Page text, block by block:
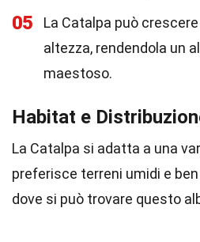
05
La Catalpa può
altezza, rendendola un
maestoso.
Habitat e
La Catalpa si adatta a una
preferisce terreni umidi e
dove si può trovare questo